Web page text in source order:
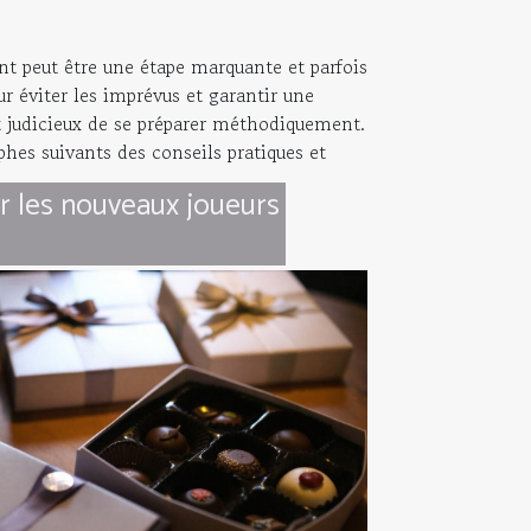
peut être une étape marquante et parfois
éviter les imprévus et garantir une
de se préparer méthodiquement.
suivants des conseils pratiques et
nouveaux joueurs